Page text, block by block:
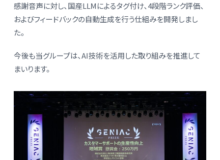
感謝音声に対し、国産LLMによるタグ付け、4段階ランク評価、
およびフィードバックの自動生成を行う仕組みを開発しまし
た。
今後も当グループは、AI技術を活用した取り組みを推進して
まいります。